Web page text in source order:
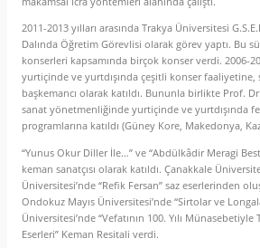
2011-2013 yılları arasında Trakya Üniversitesi
Dalında Öğretim Görevlisi olarak görev yaptı. Bu
konserleri kapsamında birçok konser verdi. 2006-
yurtiçinde ve yurtdışında çeşitli konser
başkemancı olarak katıldı. Bununla birlikte Prof. Dr.
sanat yönetmenliğinde yurtiçinde ve yurtdışında
programlarına katıldı (Güney Kore, Makedonya,
“Yunus Okur Diller İle…” ve “Abdülkâdir Meragi
keman sanatçısı olarak katıldı. Çanakkale
Üniversitesi’nde “Refik Fersan” saz eserlerinden
Ondokuz Mayıs Üniversitesi’nde “Sirtolar ve
Üniversitesi’nde “Vefatının 100. Yılı
Eserleri” Keman Resitali verdi.